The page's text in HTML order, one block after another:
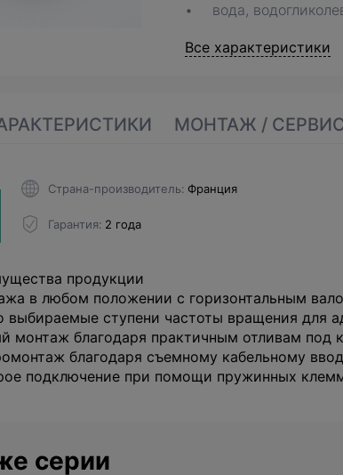
вода,
Все характеристики
МОНТАЖ /
Страна-производитель Франция
Гарантия 2 года
продукции
в любом положении с горизонтальным
выбираемые ступени частоты вращения для
монтаж благодаря практичным отливам под
благодаря съемному кабельному
подключение при помощи пружинных
серии